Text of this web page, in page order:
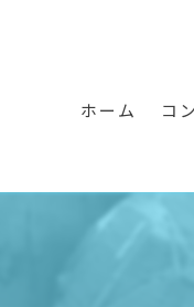
ホーム コ